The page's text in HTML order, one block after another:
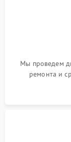
Мы проведем
ремонта и